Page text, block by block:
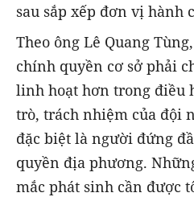
sau sắp xếp đơn vị hành
Theo ông Lê Quang
chính quyền cơ sở phải
linh hoạt hơn trong điều
trò, trách nhiệm của đội
đặc biệt là người đứng
quyền địa phương.
mắc phát sinh cần được